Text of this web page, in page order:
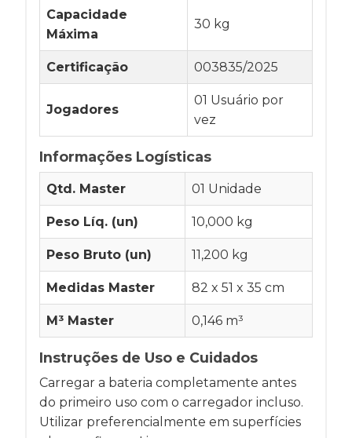
Capacidade
Máxima
30 kg
Certificação 003835/2025
Jogadores
01 Usuário por
vez
Informações Logísticas
Qtd. Master 01 Unidade
Peso Líq. (un) 10,000 kg
Peso Bruto (un) 11,200 kg
Medidas Master 82 x 51 x 35 cm
M³ Master 0,146 m³
Instruções de Uso e Cuidados
Carregar a bateria completamente antes
do primeiro uso com o carregador incluso.
Utilizar preferencialmente em superfícies